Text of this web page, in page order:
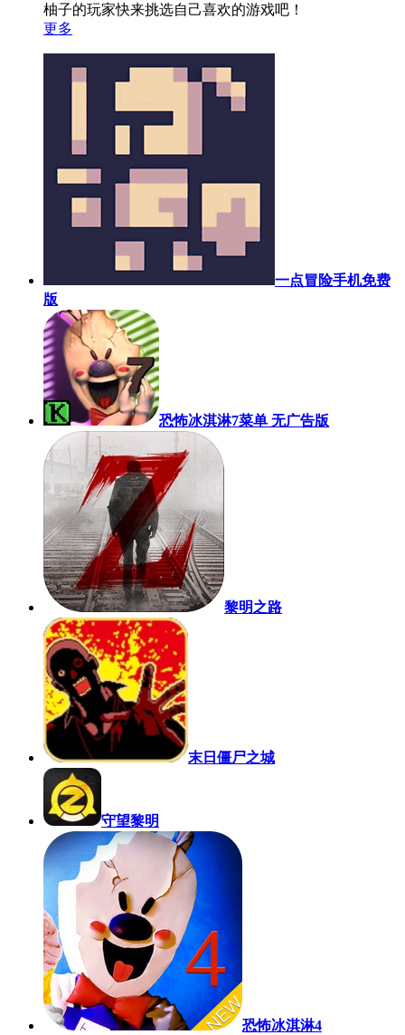
柚子的玩家快来挑选自己喜欢的游戏吧！
更多
一点冒险手机免费
版
恐怖冰淇淋7菜单 无广告版
黎明之路
末日僵尸之城
守望黎明
恐怖冰淇淋4